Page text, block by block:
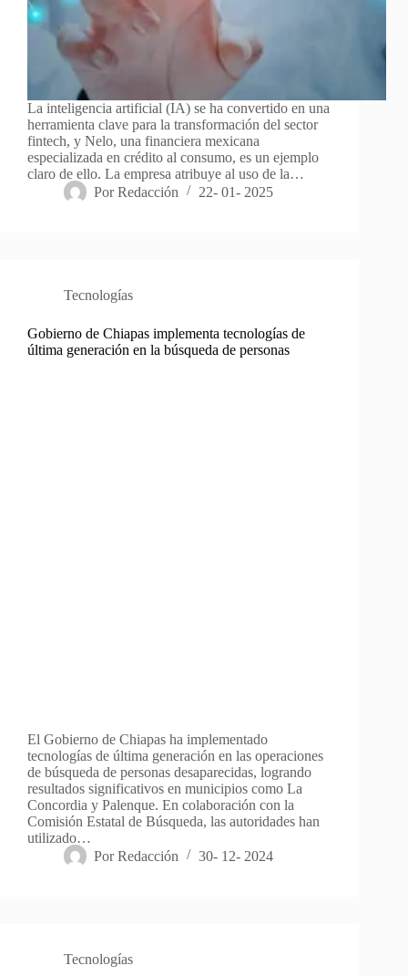
La inteligencia artificial (IA) se ha convertido en una
herramienta clave para la transformación del sector
fintech, y Nelo, una financiera mexicana
especializada en crédito al consumo, es un ejemplo
claro de ello. La empresa atribuye al uso de la…
Por Redacción 22- 01- 2025
Tecnologías
Gobierno de Chiapas implementa tecnologías de
última generación en la búsqueda de personas
El Gobierno de Chiapas ha implementado
tecnologías de última generación en las operaciones
de búsqueda de personas desaparecidas, logrando
resultados significativos en municipios como La
Concordia y Palenque. En colaboración con la
Comisión Estatal de Búsqueda, las autoridades han
utilizado…
Por Redacción 30- 12- 2024
Tecnologías